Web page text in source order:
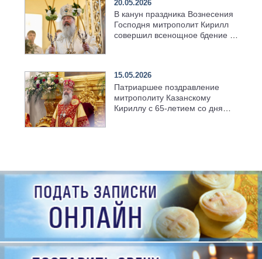
20.05.2026
В канун праздника Вознесения
Господня митрополит Кирилл
совершил всенощное бдение в
15.05.2026
Патриаршее поздравление
митрополиту Казанскому
Кириллу с 65-летием со дня